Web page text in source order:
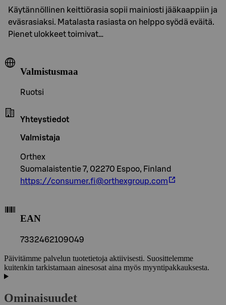
Käytännöllinen keittiörasia sopii mainiosti jääkaappiin ja
eväsrasiaksi. Matalasta rasiasta on helppo syödä eväitä.
Pienet ulokkeet toimivat…
Valmistusmaa
Ruotsi
Yhteystiedot
Valmistaja
Orthex
Suomalaistentie 7, 02270 Espoo, Finland
https://consumer.fi@orthexgroup.com
EAN
7332462109049
Päivitämme palvelun tuotetietoja aktiivisesti. Suosittelemme
kuitenkin tarkistamaan ainesosat aina myös myyntipakkauksesta.
Ominaisuudet